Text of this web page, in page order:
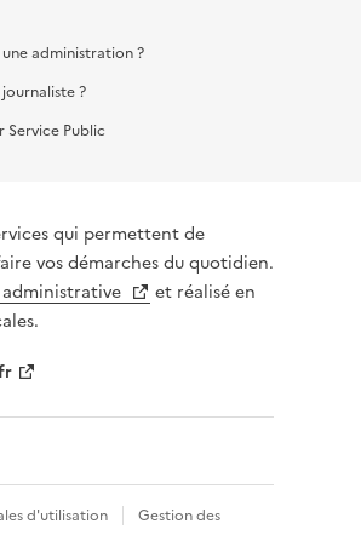
une administration ?
?
Public
qui permettent de
vos démarches du quotidien.
et réalisé en
d'utilisation Gestion des